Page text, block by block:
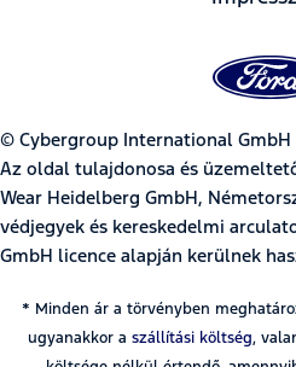
© Cybergroup International GmbH
Az oldal tulajdonosa és
Wear Heidelberg GmbH,
védjegyek és kereskedelmi
GmbH licence alapján kerülnek
* Minden ár a törvényben
ugyanakkor a szállítási költség,